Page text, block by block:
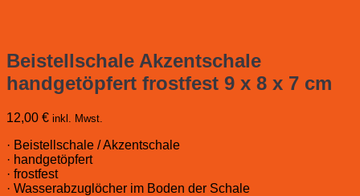
Beistellschale Akzentschale
handgetöpfert frostfest 9 x 8 x 7 cm
12,00 € inkl. Mwst.
· Beistellschale / Akzentschale
· handgetöpfert
· frostfest
· Wasserabzuglöcher im Boden der Schale